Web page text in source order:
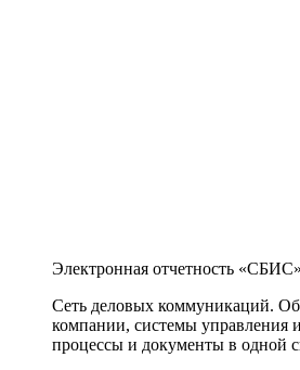
Электронная отчетность «СБИС»
Сеть деловых коммуникаций.
компании, системы управления
процессы и документы в одной